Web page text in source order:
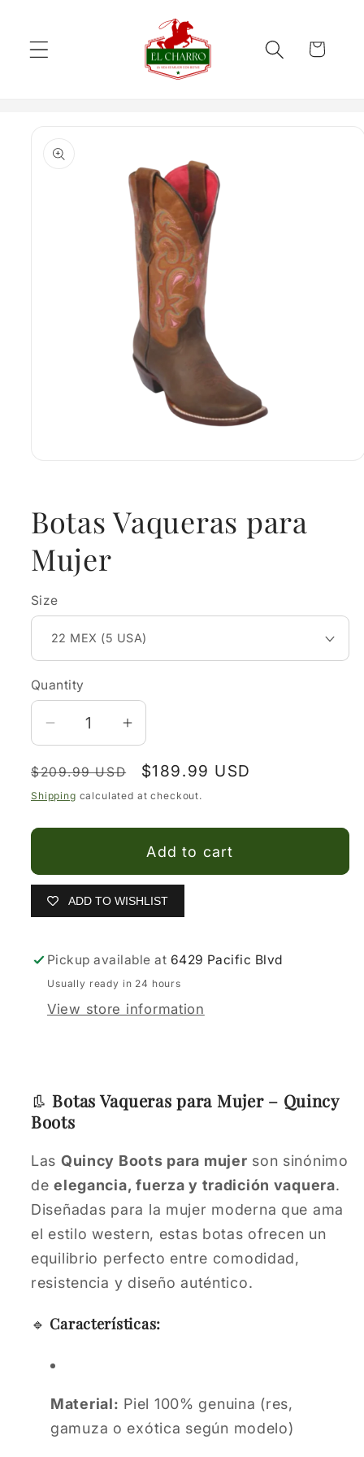
Cart
information
modal
Botas Vaqueras para
Mujer
Size
Quantity
Decrease
for
Botas
Increase
for
Botas
Mujer
Regular
price
$209.99 USD
Sale
price
$189.99 USD
Shipping calculated at checkout.
Add to cart
ADD TO WISHLIST
Pickup available at 6429 Pacific Blvd
Usually ready in 24 hours
View store information
👢Botas Vaqueras para Mujer – Quincy
Boots
Las Quincy Boots para mujer son sinónimo
deelegancia, fuerza y tradición vaquera.
Diseñadas para la mujer moderna que ama
el estilo western, estas botas ofrecen un
equilibrio perfecto entre comodidad,
resistencia y diseño auténtico.
🔹 Características:
Material: Piel 100% genuina (res,
gamuza o exótica según modelo)